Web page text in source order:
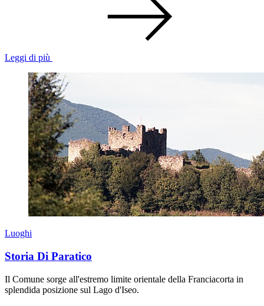
Leggi di più
Luoghi
Storia Di Paratico
Il Comune sorge all'estremo limite orientale della Franciacorta in
splendida posizione sul Lago d'Iseo.